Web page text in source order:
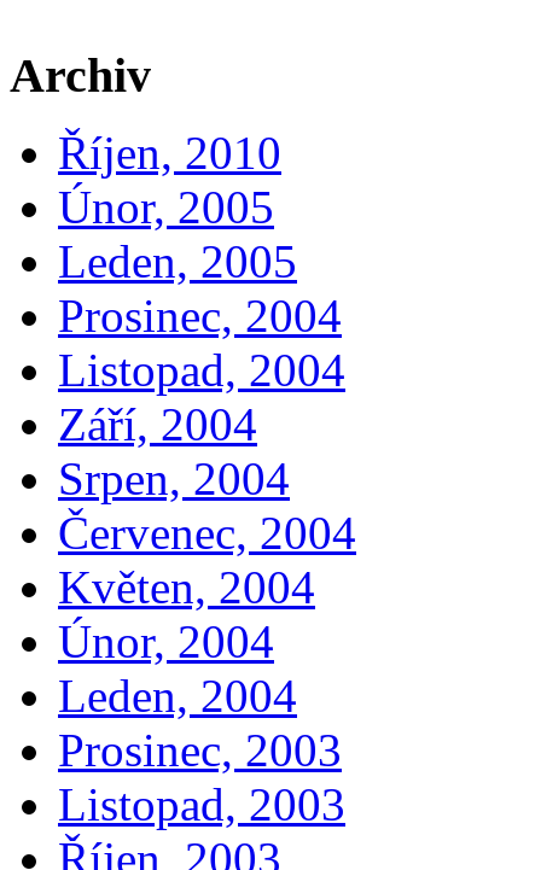
Archiv
Říjen, 2010
Únor, 2005
Leden, 2005
Prosinec, 2004
Listopad, 2004
Září, 2004
Srpen, 2004
Červenec, 2004
Květen, 2004
Únor, 2004
Leden, 2004
Prosinec, 2003
Listopad, 2003
Říjen, 2003